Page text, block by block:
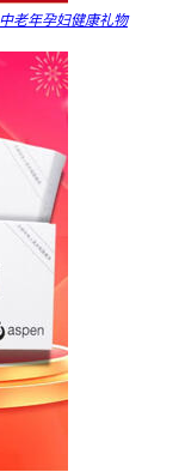
老年孕妇健康礼物